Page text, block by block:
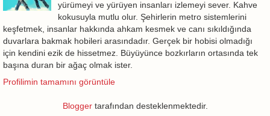
yürümeyi ve yürüyen insanları izlemeyi sever. Kahve
kokusuyla mutlu olur. Şehirlerin metro sistemlerini
keşfetmek, insanlar hakkında ahkam kesmek ve canı sıkıldığında
duvarlara bakmak hobileri arasındadır. Gerçek bir hobisi olmadığı
için kendini ezik de hissetmez. Büyüyünce bozkırların ortasında tek
başına duran bir ağaç olmak ister.
Profilimin tamamını görüntüle
Bloggertarafından desteklenmektedir.